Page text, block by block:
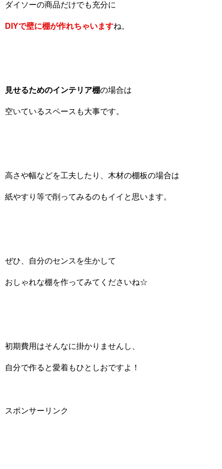
ダイソーの商品だけでも充分に
DIYで壁に棚が作れちゃいますね。
見せるためのインテリア棚の場合は
空いているスペースも大事です。
高さや幅などを工夫したり、木材の棚板の場合は
紙やすり等で削ってみるのもイイと思います。
ぜひ、自分のセンスを生かして
おしゃれな棚を作ってみてくださいね☆
初期費用はそんなに掛かりませんし、
自分で作ると愛着もひとしおですよ！
スポンサーリンク